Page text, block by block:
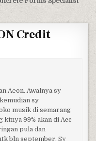
Credit
Aeon. Awalnya sy
sy
musik di semarang
ktnya 99% akan di Acc
pula dan
bln september. Sy